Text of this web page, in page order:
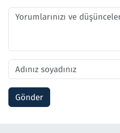
Gönder